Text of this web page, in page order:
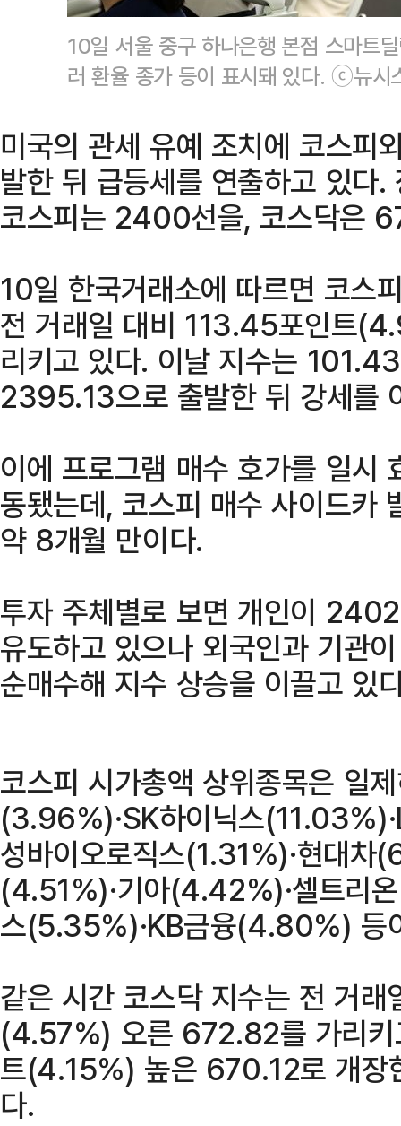
10일 서울 중구 하나은행 본점 스마트
러 환율 종가 등이 표시돼 있다. ⓒ뉴시
미국의 관세 유예 조치에 코스
발한 뒤 급등세를 연출하고 있다
코스피는 2400선을, 코스닥은
10일 한국거래소에 따르면 코스
전 거래일 대비 113.45포인트
리키고 있다. 이날 지수는
2395.13으로 출발한 뒤 강세를
이에 프로그램 매수 호가를 일시
동됐는데, 코스피 매수 사이드카
약 8개월 만이다.
투자 주체별로 보면 개인이
유도하고 있으나 외국인과 기관
순매수해 지수 상승을 이끌고 있
코스피 시가총액 상위종목은 일
(3.96%)·SK하이닉스
성바이오로직스(1.31%)·현대차
(4.51%)·기아(4.42%)·셀트리
스(5.35%)·KB금융(4.80%) 등
같은 시간 코스닥 지수는 전 거
(4.57%) 오른 672.82를 가리
트(4.15%) 높은 670.12로 개장
다.